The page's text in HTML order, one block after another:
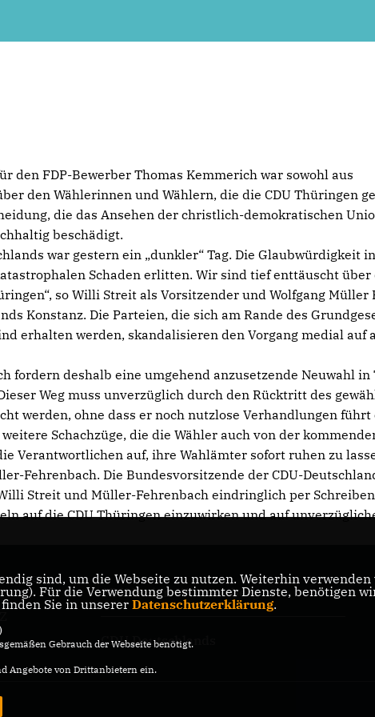
den FDP-Bewerber Thomas Kemmerich war sowohl aus
den Wählerinnen und Wählern, die die CDU Thüringen
die das Ansehen der christlich-demokratischen
beschädigt.
war gestern ein „dunkler“ Tag. Die Glaubwürdigkeit
Schaden erlitten. Wir sind tief enttäuscht über
so Willi Streit als Vorsitzender und Wolfgang Müller
Konstanz. Die Parteien, die sich am Rande des
erhalten werden, skandalisieren den Vorgang medial auf
fordern deshalb eine umgehend anzusetzende Neuwahl in
Weg muss unverzüglich durch den Rücktritt des
werden, ohne dass er noch nutzlose Verhandlungen führt
Schachzüge, die die Wähler auch von der
Verantwortlichen auf, ihre Wahlämter sofort ruhen zu
Fehrenbach. Die Bundesvorsitzende der CDU-
Streit und Müller-Fehrenbach eindringlich per
auf die CDU Thüringen einzuwirken und auf
CDU Baden-Württemberg
CDU Deutschlands
sind, um die Webseite zu nutzen. Weiterhin
Für die Verwendung bestimmter Dienste, benötigen
Sie in unserer Datenschutzerklärung.
Gebrauch der Webseite benötigt.
Angebote von Drittanbietern ein.